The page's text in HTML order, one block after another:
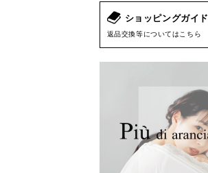
ショッピングガイド
返品交換等についてはこちら